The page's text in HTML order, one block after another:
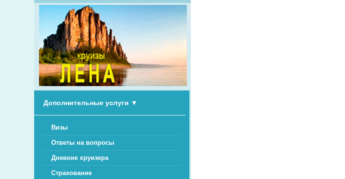
Дополнительные услуги ▼
Визы
Ответы на вопросы
Дневник круизера
Страхование